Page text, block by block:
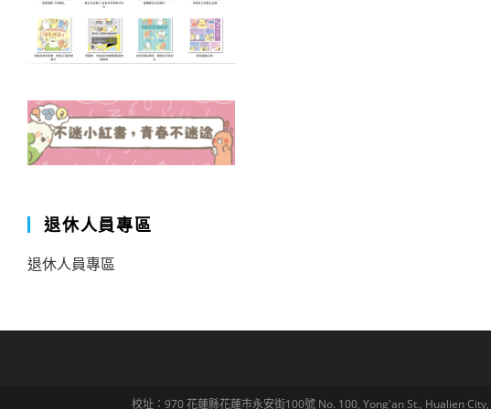
退休人員專區
退休人員專區
校址：970 花蓮縣花蓮市永安街100號 No. 100, Yong'an St., Hualien